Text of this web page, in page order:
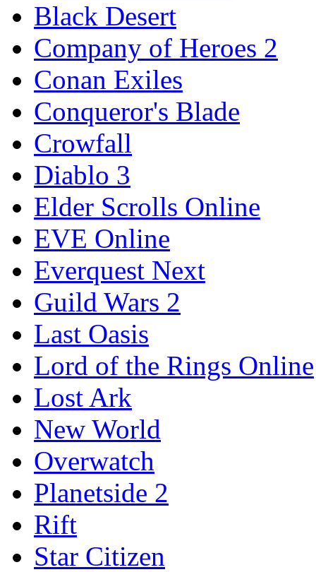
Black Desert
Company of Heroes 2
Conan Exiles
Conqueror's Blade
Crowfall
Diablo 3
Elder Scrolls Online
EVE Online
Everquest Next
Guild Wars 2
Last Oasis
Lord of the Rings Online
Lost Ark
New World
Overwatch
Planetside 2
Rift
Star Citizen